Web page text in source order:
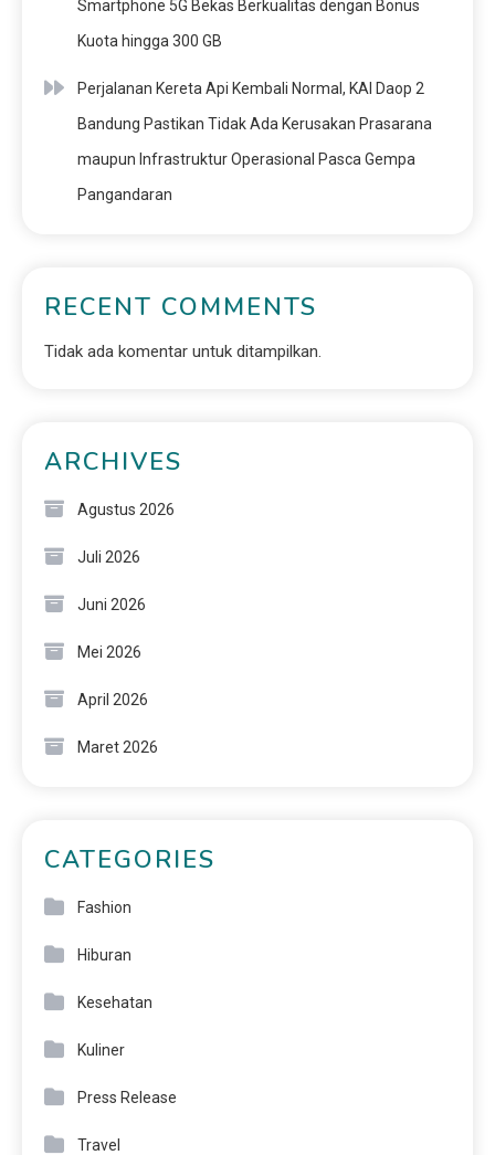
Smartphone 5G Bekas Berkualitas dengan Bonus
Kuota hingga 300 GB
Perjalanan Kereta Api Kembali Normal, KAI Daop 2
Bandung Pastikan Tidak Ada Kerusakan Prasarana
maupun Infrastruktur Operasional Pasca Gempa
Pangandaran
RECENT COMMENTS
Tidak ada komentar untuk ditampilkan.
ARCHIVES
Agustus 2026
Juli 2026
Juni 2026
Mei 2026
April 2026
Maret 2026
CATEGORIES
Fashion
Hiburan
Kesehatan
Kuliner
Press Release
Travel